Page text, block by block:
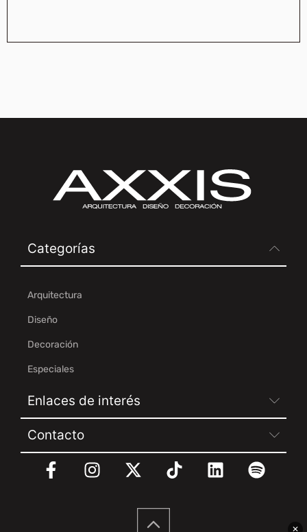
✕
Categorías
Arquitectura
Diseño
Decoración
Especiales
Enlaces de interés
Contacto